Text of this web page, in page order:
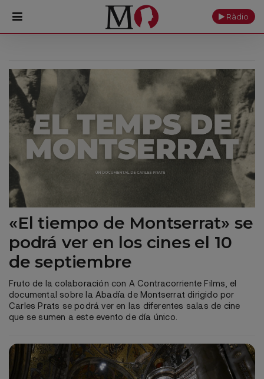
Monasterio
Cultura
Actualidad
Ofrendas
Ràdio
«El tiempo de Montserrat» se
podrá ver en los cines el 10
de septiembre
Fruto de la colaboración con A Contracorriente Films, el
documental sobre la Abadía de Montserrat dirigido por
Carles Prats se podrá ver en las diferentes salas de cine
que se sumen a este evento de día único.